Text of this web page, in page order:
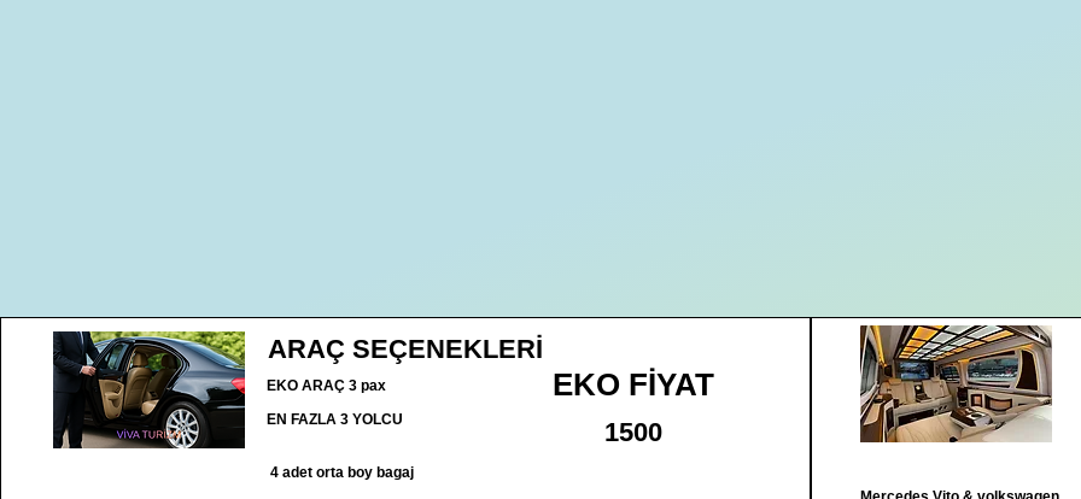
ARAÇ SEÇENEKLERİ
EKO ARAÇ 3 pax EKO FİYAT
EN FAZLA 3 YOLCU 1500
4 adet orta boy bagaj